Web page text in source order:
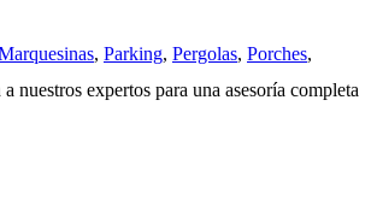
nuestros expertos para una asesoría completa
, Parking, Pergolas, Porches,